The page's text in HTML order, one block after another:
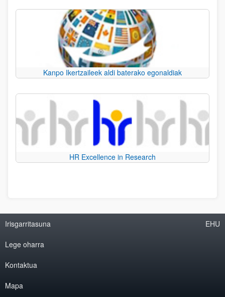
Kanpo Ikertzaileek aldi baterako egonaldiak
HR Excellence in Research
Irisgarritasuna
Lege oharra
Kontaktua
Mapa
EHU